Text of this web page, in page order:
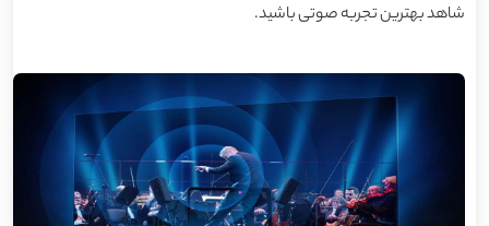
شاهد بهترین تجربه صوتی باشید.